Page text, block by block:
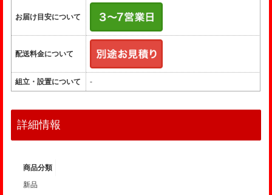
お届け目安について
配送料金について
組立・設置について -
詳細情報
商品分類
新品